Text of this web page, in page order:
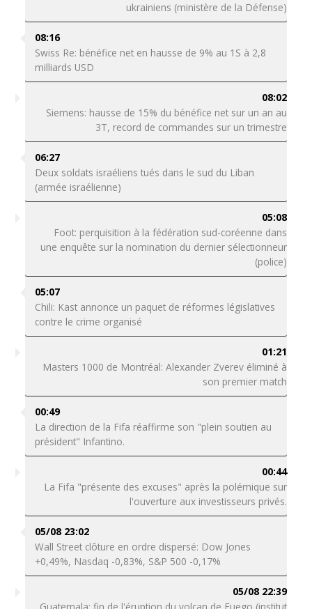
ukrainiens (ministère de la Défense)
08:16
Swiss Re: bénéfice net en hausse de 9% au 1S à 2,8
milliards USD
08:02
Siemens: hausse de 15% du bénéfice net sur un an au
3T, record de commandes sur un trimestre
06:27
Deux soldats israéliens tués dans le sud du Liban
(armée israélienne)
05:08
Foot: perquisition à la fédération sud-coréenne dans
une enquête sur la nomination du dernier sélectionneur
(police)
05:07
Chili: Kast annonce un paquet de réformes législatives
contre le crime organisé
01:21
Masters 1000 de Montréal: Alexander Zverev éliminé à
son premier match
00:49
La direction de la Fifa réaffirme son "plein soutien au
président" Infantino.
00:44
La Fifa "présente des excuses" après la polémique sur
l'ouverture aux investisseurs privés.
05/08 23:02
Wall Street clôture en ordre dispersé: Dow Jones
+0,49%, Nasdaq -0,83%, S&P 500 -0,17%
05/08 22:39